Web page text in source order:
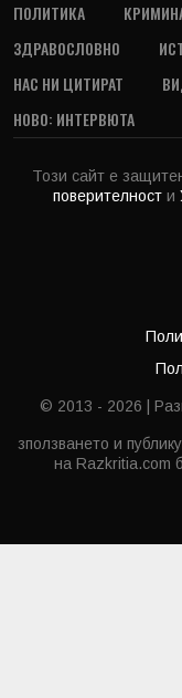
ПОЛИТИКА
ЗДРАВОСЛОВНО
НАС НИ ЦИТИРАТ
НОВО: ИНТЕРВЮТА
Този сайт е
поверителност и
© 2013 - 2026 |
зползването и
на Razkritia.com